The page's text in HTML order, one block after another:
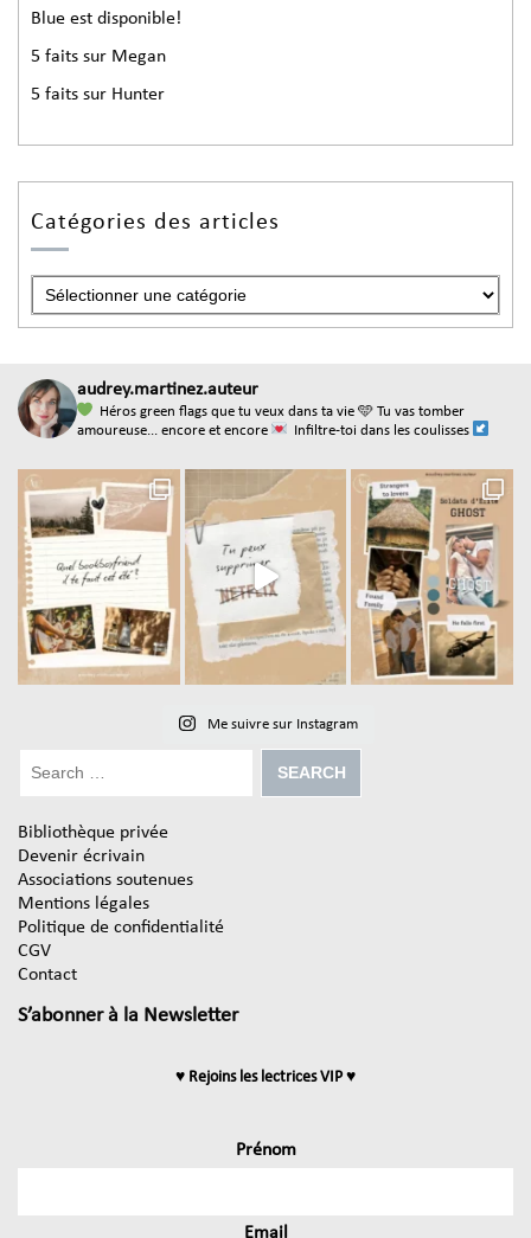
Blue est disponible!
5 faits sur Megan
5 faits sur Hunter
Catégories des articles
audrey.martinez.auteur
Héros green flags que tu veux dans ta vie 🩵 Tu vas tomber
amoureuse... encore et encore
Infiltre-toi dans les coulisses
Me suivre sur Instagram
Bibliothèque privée
Devenir écrivain
Associations soutenues
Mentions légales
Politique de confidentialité
CGV
Contact
S’abonner à la Newsletter
♥ Rejoins les lectrices VIP ♥
Prénom
Email